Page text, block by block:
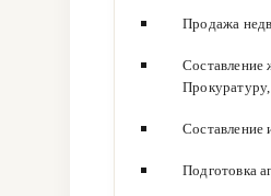
Продажа
Составление
Подготовка